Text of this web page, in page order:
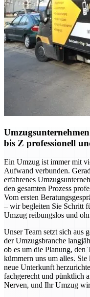
bis Z professionell
Ein Umzug ist immer mit
Aufwand verbunden.
erfahrenes
den gesamten Prozess
Vom ersten
– wir begleiten Sie Schritt
Umzug reibungslos und
Unser Team setzt sich aus
der Umzugsbranche
ob es um die Planung, den
kümmern uns um alles.
neue Unterkunft
fachgerecht und pünktlich
Nerven, und Ihr Umzug